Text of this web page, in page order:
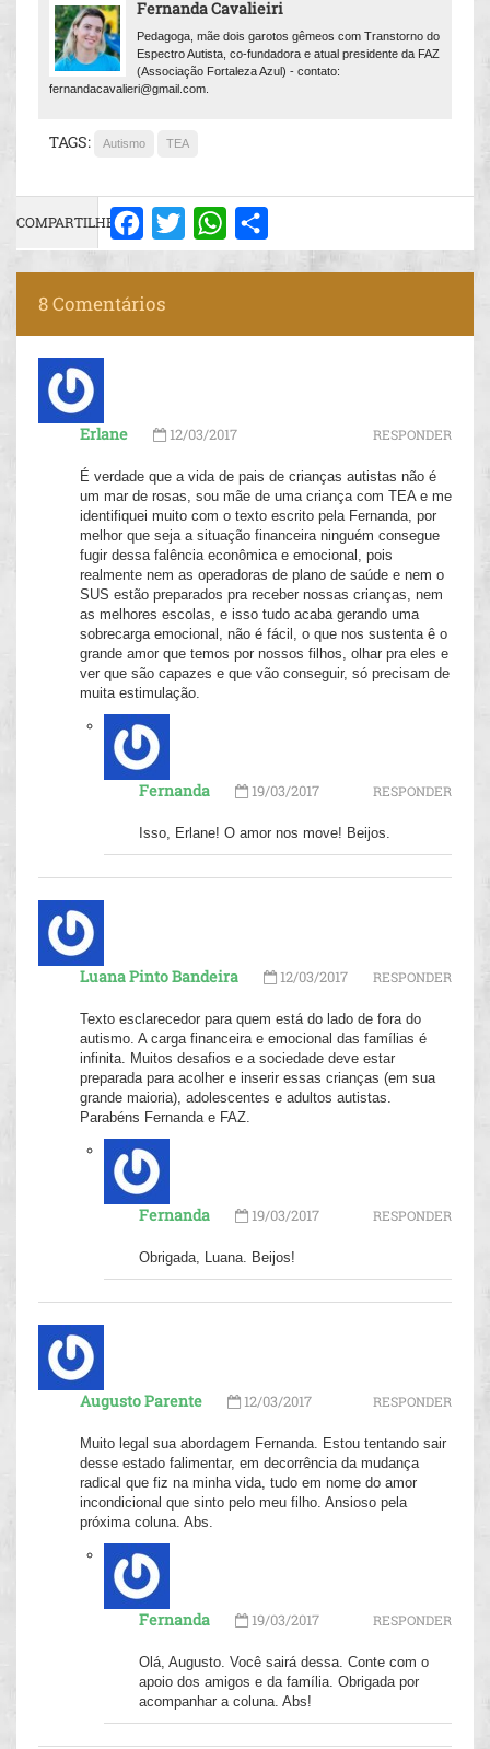
Fernanda Cavalieiri
Pedagoga, mãe dois garotos gêmeos com Transtorno do
Espectro Autista, co-fundadora e atual presidente da FAZ
(Associação Fortaleza Azul) - contato:
fernandacavalieri@gmail.com.
TAGS: Autismo TEA
COMPARTILHE: Facebook
Twitter WhatsApp
8 Comentários
Erlane 12/03/2017 RESPONDER
É verdade que a vida de pais de crianças autistas não é
um mar de rosas, sou mãe de uma criança com TEA e me
identifiquei muito com o texto escrito pela Fernanda, por
melhor que seja a situação financeira ninguém consegue
fugir dessa falência econômica e emocional, pois
realmente nem as operadoras de plano de saúde e nem o
SUS estão preparados pra receber nossas crianças, nem
as melhores escolas, e isso tudo acaba gerando uma
sobrecarga emocional, não é fácil, o que nos sustenta ê o
grande amor que temos por nossos filhos, olhar pra eles e
ver que são capazes e que vão conseguir, só precisam de
muita estimulação.
Fernanda 19/03/2017 RESPONDER
Isso, Erlane! O amor nos move! Beijos.
Luana Pinto Bandeira 12/03/2017 RESPONDER
Texto esclarecedor para quem está do lado de fora do
autismo. A carga financeira e emocional das famílias é
infinita. Muitos desafios e a sociedade deve estar
preparada para acolher e inserir essas crianças (em sua
grande maioria), adolescentes e adultos autistas.
Parabéns Fernanda e FAZ.
Fernanda 19/03/2017 RESPONDER
Obrigada, Luana. Beijos!
Augusto Parente 12/03/2017 RESPONDER
Muito legal sua abordagem Fernanda. Estou tentando sair
desse estado falimentar, em decorrência da mudança
radical que fiz na minha vida, tudo em nome do amor
incondicional que sinto pelo meu filho. Ansioso pela
próxima coluna. Abs.
Fernanda 19/03/2017 RESPONDER
Olá, Augusto. Você sairá dessa. Conte com o
apoio dos amigos e da família. Obrigada por
acompanhar a coluna. Abs!